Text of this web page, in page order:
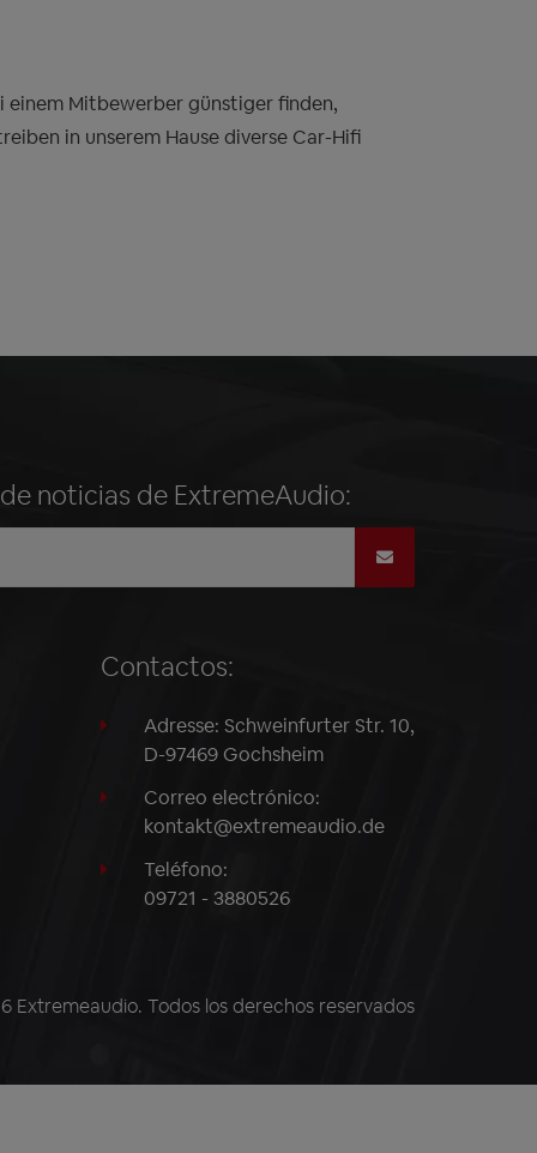
einem Mitbewerber günstiger finden,
in unserem Hause diverse Car-Hifi
noticias de ExtremeAudio:
Contactos:
Adresse: Schweinfurter Str. 10,
D-97469 Gochsheim
Correo electrónico:
kontakt@extremeaudio.de
Teléfono:
09721 - 3880526
Extremeaudio. Todos los derechos reservados